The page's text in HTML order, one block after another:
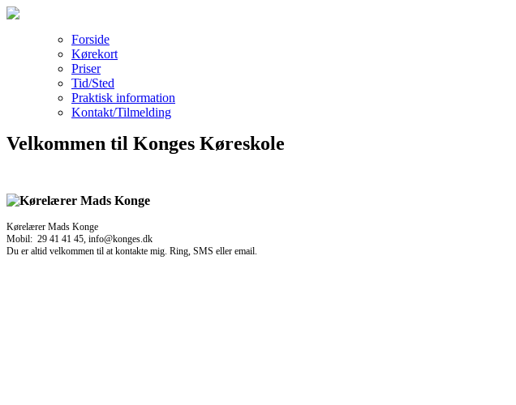
Forside
Kørekort
Priser
Tid/Sted
Praktisk information
Kontakt/Tilmelding
Velkommen til Konges Køreskole
Kørelærer Mads Konge
Mobil: 29 41 41 45, info@konges.dk
Du er altid velkommen til at kontakte mig. Ring, SMS eller email.